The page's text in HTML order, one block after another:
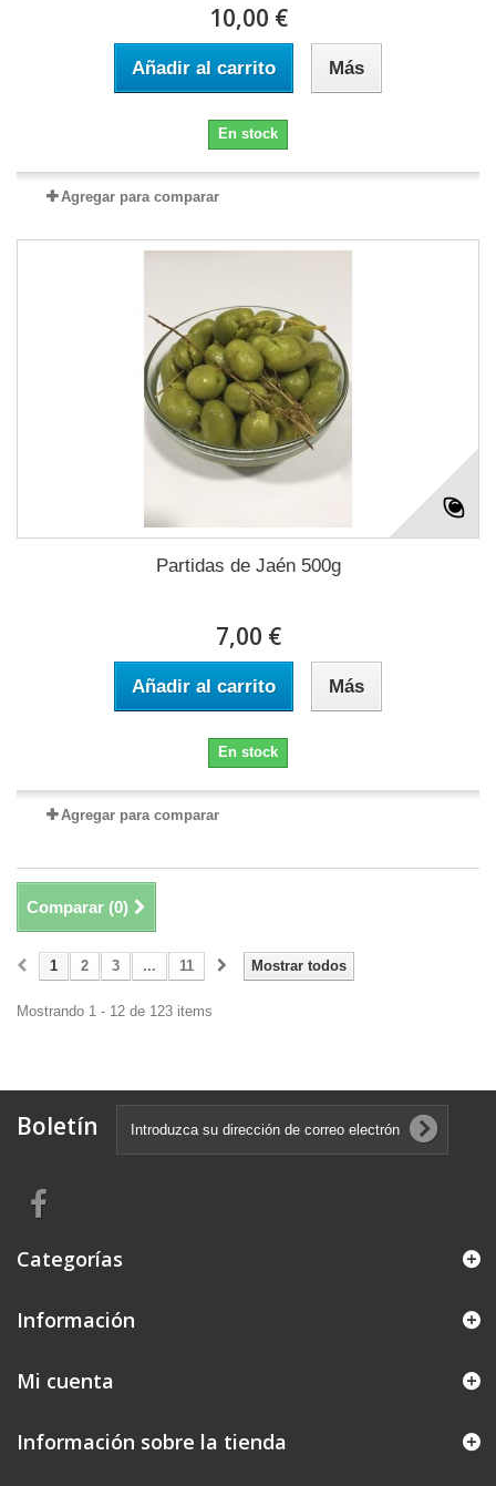
10,00 €
Añadir al carrito Más
En stock
Agregar para comparar
Partidas de Jaén 500g
7,00 €
Añadir al carrito Más
En stock
Agregar para comparar
Comparar (0)
Mostrar todos
1 2 3 ... 11
Mostrando 1 - 12 de 123 items
Boletín
Categorías
Información
Mi cuenta
Información sobre la tienda